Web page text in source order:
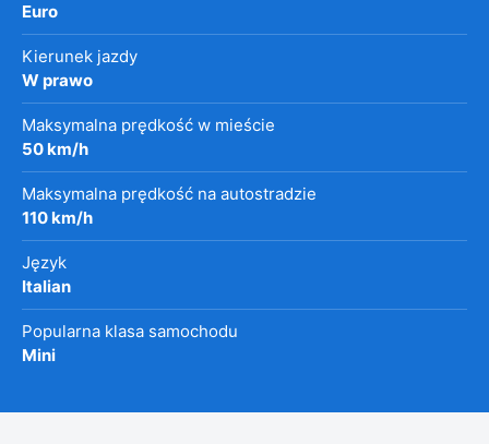
Euro
Kierunek jazdy
W prawo
Maksymalna prędkość w mieście
50 km/h
Maksymalna prędkość na autostradzie
110 km/h
Język
Italian
Popularna klasa samochodu
Mini